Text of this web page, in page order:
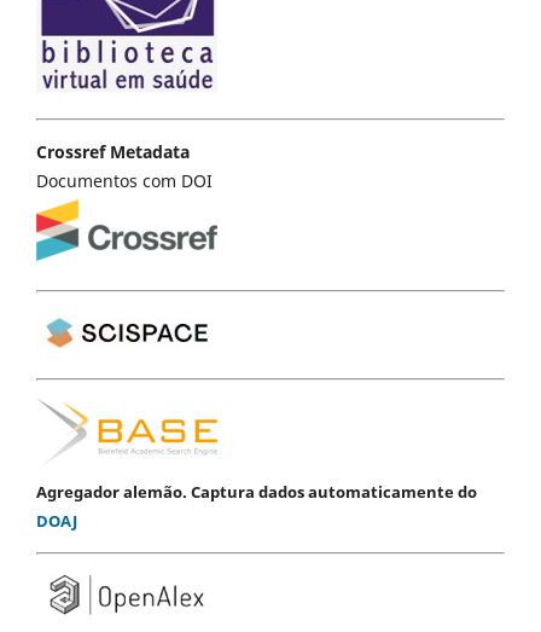
Crossref Metadata
Documentos com DOI
Agregador alemão. Captura dados automaticamente do
DOAJ